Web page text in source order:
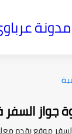
مدونة
السفر
موقع يقدم